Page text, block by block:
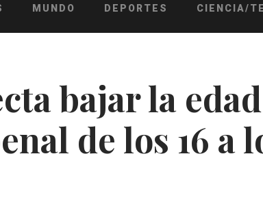
MUNDO DEPORTES CIENCIA/
bajar la
de los 16 a